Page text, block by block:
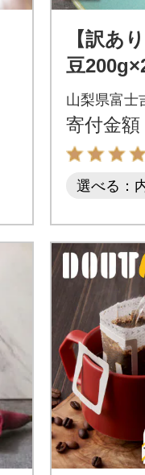
【訳あ
豆
家焙煎
ルティ
山の湧
山梨県富士
寄付金額
選べる：